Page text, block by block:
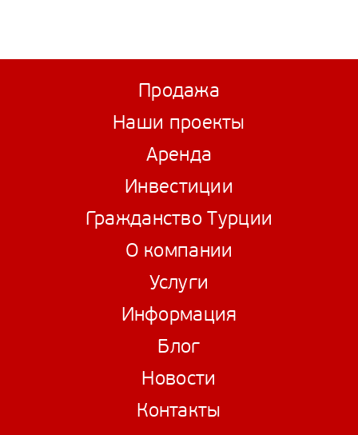
Продажа
Наши проекты
Аренда
Инвестиции
Гражданство Турции
О компании
Услуги
Информация
Блог
Новости
Контакты